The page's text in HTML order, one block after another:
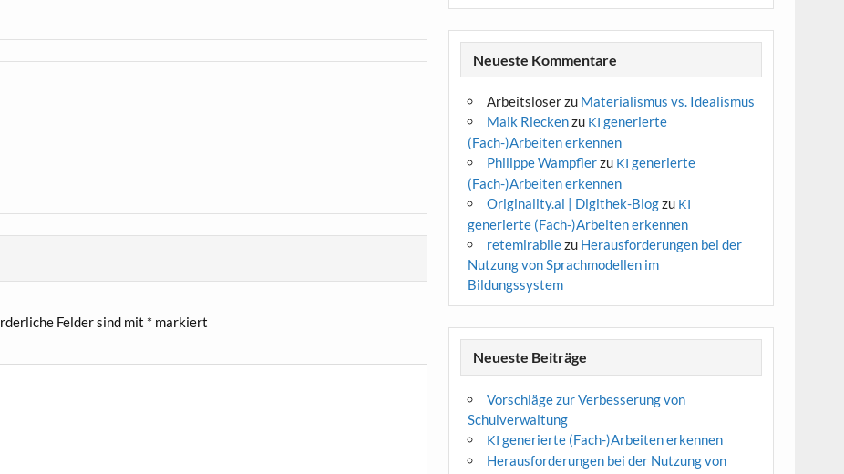
Felder sind mit * markiert
Neueste Kommentare
Arbeitsloserzu Materialismus vs. Idealismus
Maik Rieckenzu KI generierte
(Fach-)Arbeiten erkennen
Philippe Wampflerzu KI generierte
(Fach-)Arbeiten erkennen
Originality.ai | Digithek-Blogzu KI
generierte (Fach-)Arbeiten erkennen
retemirabilezu Herausforderungen bei der
Nutzung von Sprachmodellen im
Bildungssystem
Neueste Beiträge
Vorschläge zur Verbesserung von
Schulverwaltung
KI generierte (Fach-)Arbeiten erkennen
Herausforderungen bei der Nutzung von